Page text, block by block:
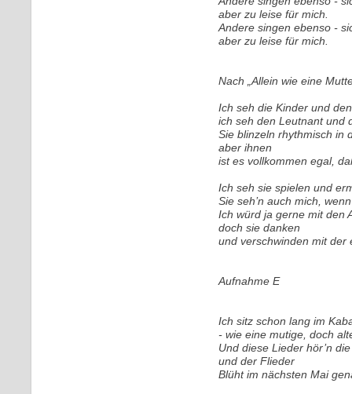
aber zu leise für mich.
Andere singen ebenso -
aber zu leise für mich.
Nach „Allein wie eine
Ich seh die Kinder und
ich seh den Leutnant und
Sie blinzeln rhythmisch in
aber ihnen
ist es vollkommen egal,
Ich seh sie spielen und
Sie seh’n auch mich,
Ich würd ja gerne mit den
doch sie danken
und verschwinden mit der
Aufnahme E
Ich sitz schon lang im
- wie eine mutige, doch
Und diese Lieder hör’n
und der Flieder
Blüht im nächsten Mai